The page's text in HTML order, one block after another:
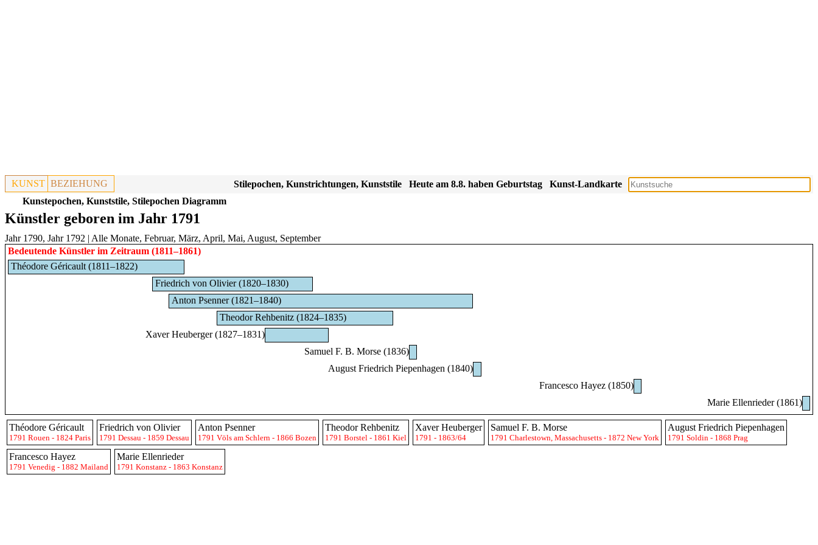
KUNST BEZIEHUNG Kunst-Landkarte
Heute am 8.8. haben Geburtstag
Stilepochen, Kunstrichtungen, Kunststile
Kunstepochen, Kunststile, Stilepochen Diagramm
Künstler geboren im Jahr 1791
Jahr 1790, Jahr 1792 | Alle Monate, Februar, März, April, Mai, August, September
Bedeutende Künstler im Zeitraum (1811–1861)
Théodore Géricault (1811–1822)
Friedrich von Olivier (1820–1830)
Anton Psenner (1821–1840)
Theodor Rehbenitz (1824–1835)
Xaver Heuberger (1827–1831)
Samuel F. B. Morse (1836)
August Friedrich Piepenhagen (1840)
Francesco Hayez (1850)
Marie Ellenrieder (1861)
Théodore Géricault
1791 Rouen - 1824 Paris
Friedrich von Olivier
1791 Dessau - 1859 Dessau
Anton Psenner
1791 Völs am Schlern - 1866 Bozen
Theodor Rehbenitz
1791 Borstel - 1861 Kiel
Xaver Heuberger
1791 - 1863/64
Samuel F. B. Morse
1791 Charlestown, Massachusetts - 1872 New York
August Friedrich Piepenhagen
1791 Soldin - 1868 Prag
Francesco Hayez
1791 Venedig - 1882 Mailand
Marie Ellenrieder
1791 Konstanz - 1863 Konstanz